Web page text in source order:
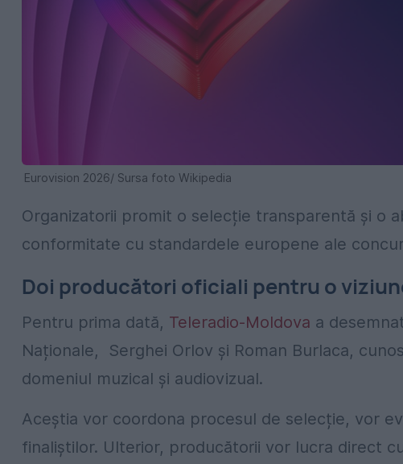
Eurovision 2026/ Sursa foto Wikipedia
Organizatorii promit o selecție transparentă și o
conformitate cu standardele europene ale
Doi producători oficiali pentru o
Pentru prima dată, Teleradio-Moldova a
Naționale, Serghei Orlov și Roman Burlaca,
domeniul muzical și audiovizual.
Aceștia vor coordona procesul de selecție, vor
finaliștilor. Ulterior, producătorii vor lucra direct